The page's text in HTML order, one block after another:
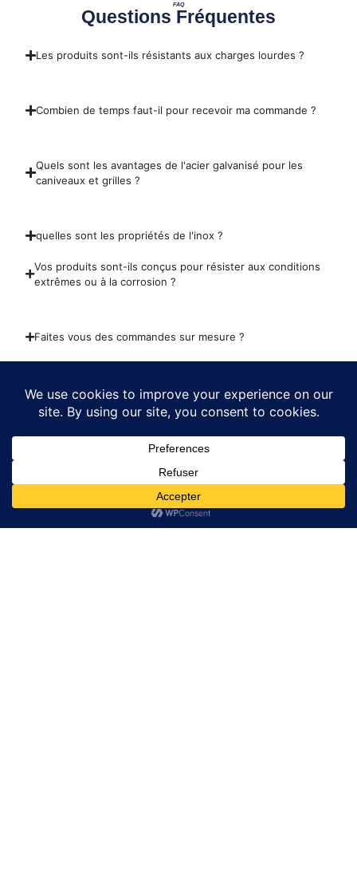
FAQ
Questions Fréquentes
Les produits sont-ils résistants aux charges lourdes ?
Combien de temps faut-il pour recevoir ma commande ?
Quels sont les avantages de l'acier galvanisé pour les
caniveaux et grilles ?
quelles sont les propriétés de l'inox ?
Vos produits sont-ils conçus pour résister aux conditions
extrêmes ou à la corrosion ?
Faites vous des commandes sur mesure ?
Est-ce que vos produits sont normés ?
Pourquoi des prix aussi attractifs ?
Liens Utiles Liens Utiles